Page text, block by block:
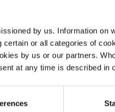
by us. Information on
or all categories of
by us or our partners.
at any time is described in
sac de réception
réutilisable - 12
Gigant/HL 1615